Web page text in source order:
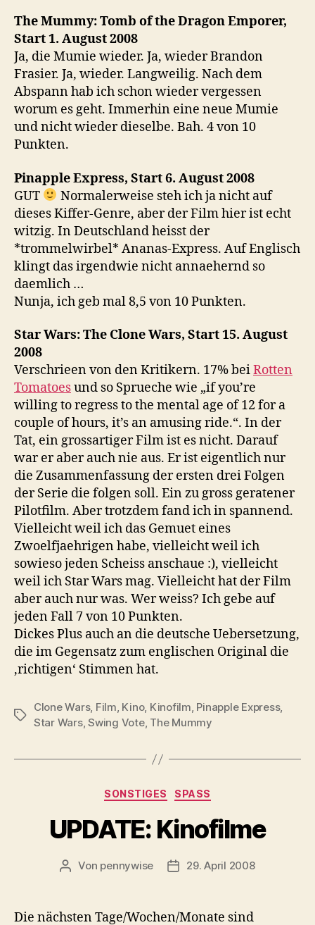
The Mummy: Tomb of the Dragon Emporer,
Start 1. August 2008
Ja, die Mumie wieder. Ja, wieder Brandon
Frasier. Ja, wieder. Langweilig. Nach dem
Abspann hab ich schon wieder vergessen
worum es geht. Immerhin eine neue Mumie
und nicht wieder dieselbe. Bah. 4 von 10
Punkten.
Pinapple Express, Start 6. August 2008
GUT
Normalerweise steh ich ja nicht auf
dieses Kiffer-Genre, aber der Film hier ist echt
witzig. In Deutschland heisst der
*trommelwirbel* Ananas-Express. Auf Englisch
klingt das irgendwie nicht annaehernd so
daemlich …
Nunja, ich geb mal 8,5 von 10 Punkten.
Star Wars: The Clone Wars, Start 15. August
2008
Verschrieen von den Kritikern. 17% beiRotten
Tomatoesund so Sprueche wie „if you’re
willing to regress to the mental age of 12 for a
couple of hours, it’s an amusing ride.“. In der
Tat, ein grossartiger Film ist es nicht. Darauf
war er aber auch nie aus. Er ist eigentlich nur
die Zusammenfassung der ersten drei Folgen
der Serie die folgen soll. Ein zu gross geratener
Pilotfilm. Aber trotzdem fand ich in spannend.
Vielleicht weil ich das Gemuet eines
Zwoelfjaehrigen habe, vielleicht weil ich
sowieso jeden Scheiss anschaue :), vielleicht
weil ich Star Wars mag. Vielleicht hat der Film
aber auch nur was. Wer weiss? Ich gebe auf
jeden Fall 7 von 10 Punkten.
Dickes Plus auch an die deutsche Uebersetzung,
die im Gegensatz zum englischen Original die
‚richtigen‘ Stimmen hat.
Schlagwörter
Clone Wars, Film, Kino, Kinofilm, Pinapple Express,
Star Wars,Swing Vote, The Mummy
Kategorien
SONSTIGES SPASS
UPDATE: Kinofilme
Beitragsautor
Von pennywise Veröffentlichungsdatum
29. April 2008
Die nächsten Tage/Wochen/Monate sind